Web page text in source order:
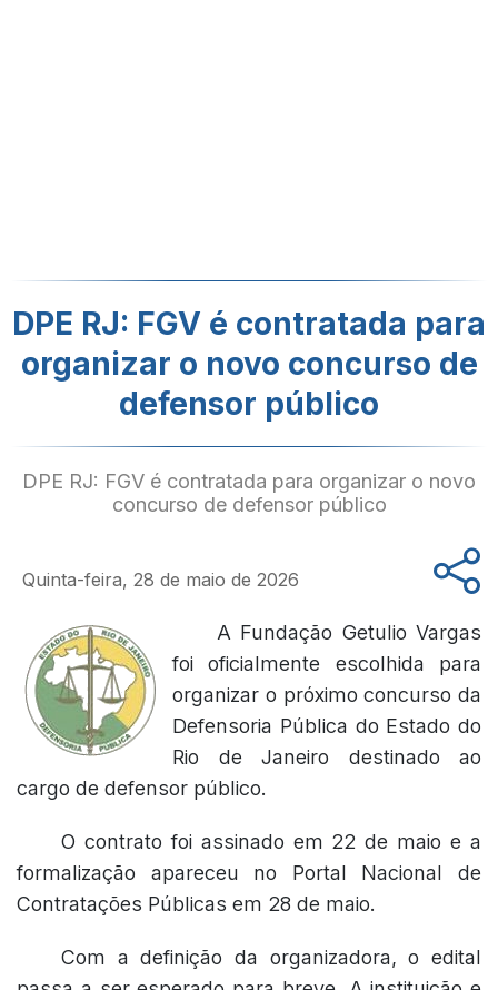
DPE RJ: FGV é contratada para
organizar o novo concurso de
defensor público
DPE RJ: FGV é contratada para organizar o novo
concurso de defensor público
Quinta-feira, 28 de maio de 2026
A Fundação Getulio Vargas
foi oficialmente escolhida para
organizar o próximo concurso da
Defensoria Pública do Estado do
Rio de Janeiro destinado ao
cargo de defensor público.
O contrato foi assinado em 22 de maio e a
formalização apareceu no Portal Nacional de
Contratações Públicas em 28 de maio.
Com a definição da organizadora, o edital